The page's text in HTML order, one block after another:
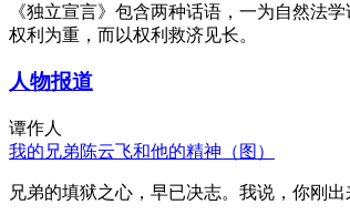
《独立宣言》包含两种话语，一为自然法
权利为重，而以权利救济见长。
人物报道
谭作人
我的兄弟陈云飞和他的精神（图）
兄弟的填狱之心，早已决志。我说，你刚